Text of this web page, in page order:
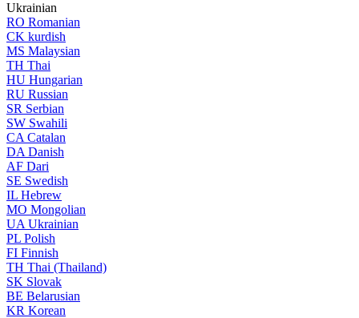
Ukrainian
RO Romanian
CK kurdish
MS Malaysian
TH Thai
HU Hungarian
RU Russian
SR Serbian
SW Swahili
CA Catalan
DA Danish
AF Dari
SE Swedish
IL Hebrew
MO Mongolian
UA Ukrainian
PL Polish
FI Finnish
TH Thai (Thailand)
SK Slovak
BE Belarusian
KR Korean